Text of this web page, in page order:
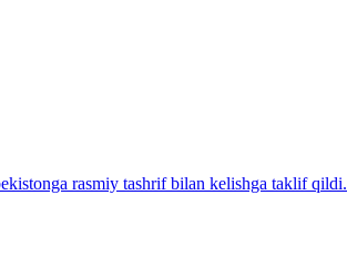
rasmiy tashrif bilan kelishga taklif qildi.